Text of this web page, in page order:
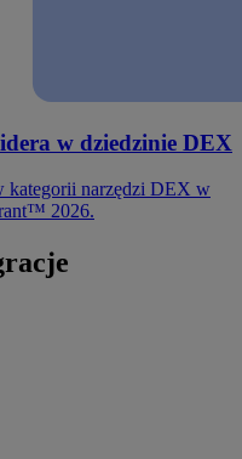
w dziedzinie DEX
kategorii narzędzi DEX w
2026.